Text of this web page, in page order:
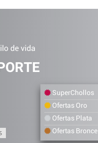
de vida
SuperChollos
Ofertas Oro
Ofertas Plata
Ofertas Bronce